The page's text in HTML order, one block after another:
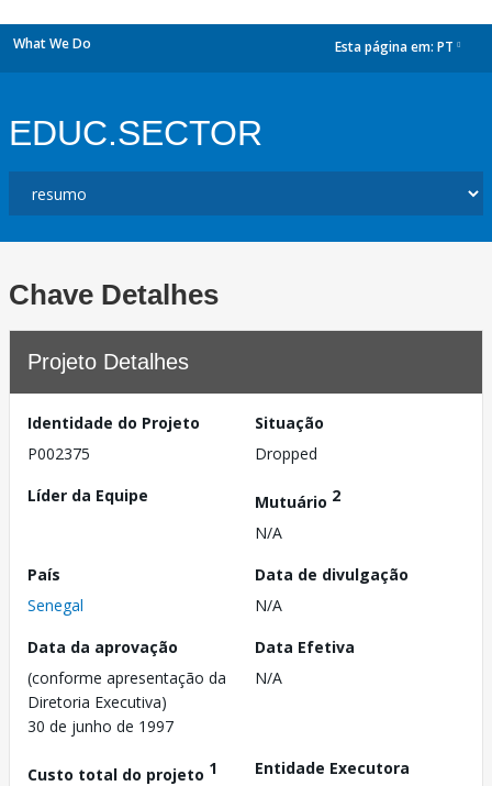
What We Do Esta página em: PT
EDUC.SECTOR
Chave Detalhes
Projeto Detalhes
Identidade do Projeto
P002375
Situação
Dropped
Líder da Equipe
Mutuário 2
N/A
País
Senegal
Data de divulgação
N/A
Data da aprovação
(conforme apresentação da
Diretoria Executiva)
30 de junho de 1997
Data Efetiva
N/A
Custo total do projeto 1
Entidade Executora